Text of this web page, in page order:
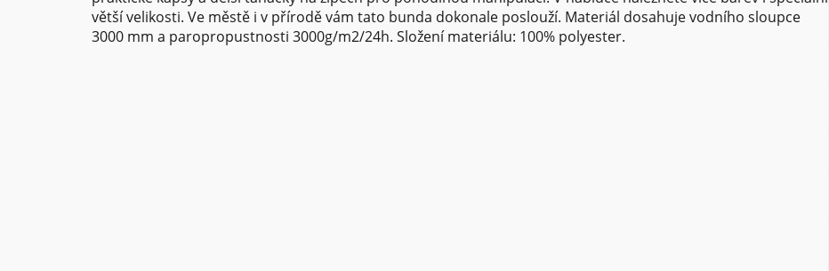
větší velikosti. Ve městě i v přírodě vám tato bunda dokonale poslouží. Materiál dosahuje vodního sloupce
3000 mm a paropropustnosti 3000g/m2/24h. Složení materiálu: 100% polyester.